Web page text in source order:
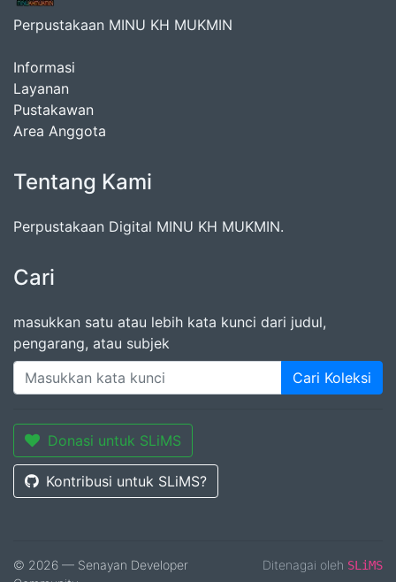
Perpustakaan MINU KH MUKMIN
Informasi
Layanan
Pustakawan
Area Anggota
Tentang Kami
Perpustakaan Digital MINU KH MUKMIN.
Cari
masukkan satu atau lebih kata kunci dari judul,
pengarang, atau subjek
Cari Koleksi
Donasi untuk SLiMS
Kontribusi untuk SLiMS?
© 2026 — Senayan Developer
Ditenagai oleh SLiMS